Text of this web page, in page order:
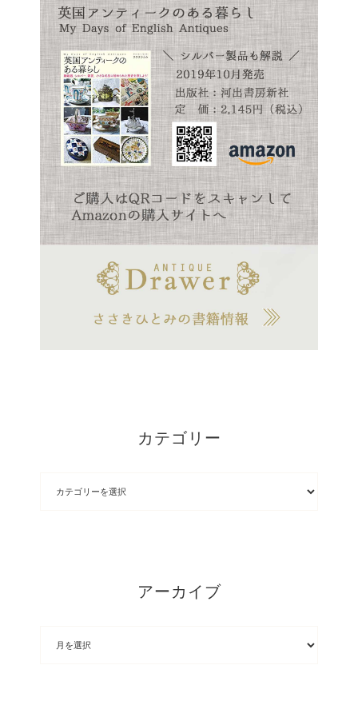
カテゴリー
アーカイブ